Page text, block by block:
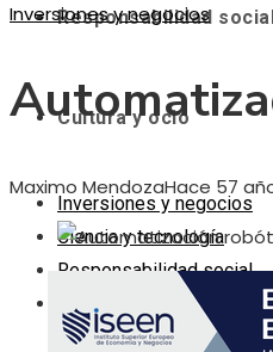
Responsabilidad
Cultura y ocio
Inversiones y negocios
Ciencia y tecnología
Responsabilidad social
Cultura y ocio
Inversiones y negocios
Maximo MendozaHace 57